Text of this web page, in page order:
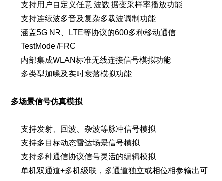
支持用户自定义任意波数 据变采样率播放功能
支持连续波多音及复杂多载波调制功能
涵盖5G NR、LTE等协议的600多种移动通信
TestModel/FRC
内部集成WLAN标准无线连接信号模拟功能
多类型加噪及实时衰落模拟功能
多场景信号仿真模拟
支持发射、回波、杂波等脉冲信号模拟
支持多目标动态雷达场景信号模拟
支持多种通信协议信号灵活的编辑模拟
单机双通道+多机级联，多通道独立或相位相参输出可